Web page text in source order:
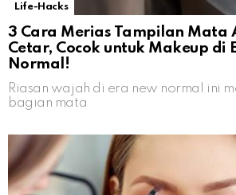
Life-Hacks
3 Cara Merias Tampilan Mata
Cetar, Cocok untuk Makeup di
Normal!
Riasan wajah di era new normal ini
bagian mata